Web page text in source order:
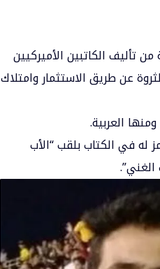
تأليف الكاتبين الأميركيين
عن طريق الاستثمار وامتلاك
العربية.
له في الكتاب بلقب “الأب